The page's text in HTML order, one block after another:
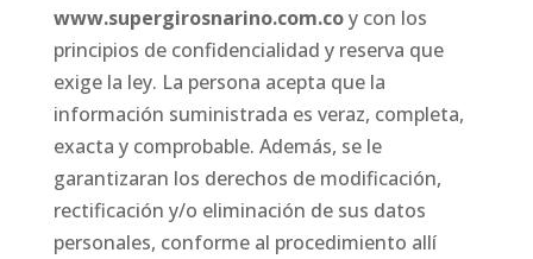
www.supergirosnarino.com.coy con los
principios de confidencialidad y reserva que
exige la ley. La persona acepta que la
información suministrada es veraz, completa,
exacta y comprobable. Además, se le
garantizaran los derechos de modificación,
rectificación y/o eliminación de sus datos
personales, conforme al procedimiento allí